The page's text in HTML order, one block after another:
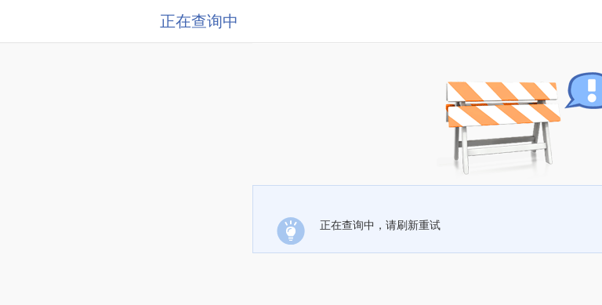
正在查询中
正在查询中，请刷新重试